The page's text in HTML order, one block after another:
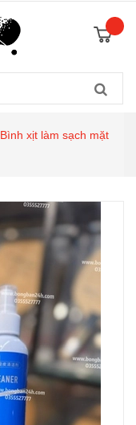
Bình xịt làm sạch mặt